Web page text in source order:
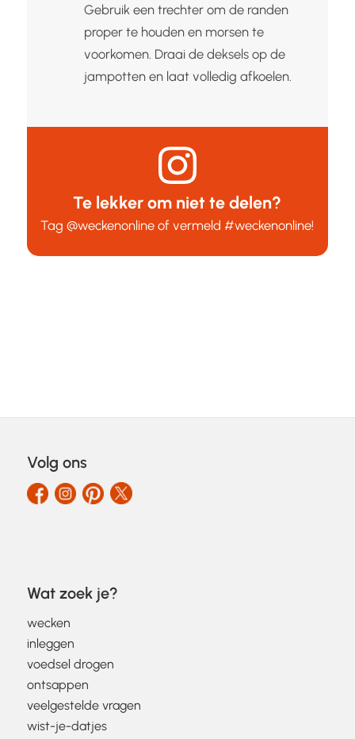
Gebruik een trechter om de randen
proper te houden en morsen te
voorkomen. Draai de deksels op de
jampotten en laat volledig afkoelen.
Te lekker om niet te delen?
Tag@weckenonline of vermeld#weckenonline!
Volg ons
Wat zoek je?
wecken
inleggen
voedsel drogen
ontsappen
veelgestelde vragen
wist-je-datjes